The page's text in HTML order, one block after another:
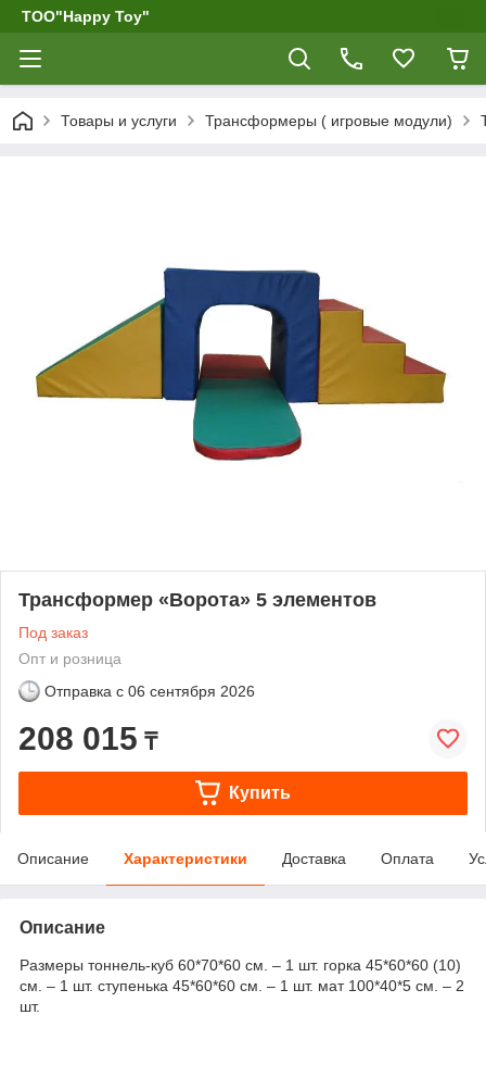
ТОО"Happy Toy"
Товары и услуги Трансформеры ( игровые модули)
Трансформер «Ворота» 5 элементов
Под заказ
Опт и розница
Отправка с 06 сентября 2026
208 015 ₸
Купить
Описание Характеристики Доставка Оплата
Описание
Размеры тоннель-куб 60*70*60 см. – 1 шт. горка 45*60*60 (10)
см. – 1 шт. ступенька 45*60*60 см. – 1 шт. мат 100*40*5 см. – 2
шт.